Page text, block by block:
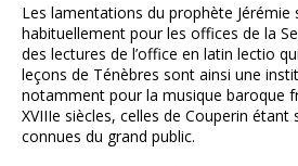
Les lamentations du prophète Jérémie
habituellement pour les offices de la
des lectures de l’office en latin lectio
leçons de Ténèbres sont ainsi une
notamment pour la musique baroque
XVIIIe siècles, celles de Couperin étant
connues du grand public.